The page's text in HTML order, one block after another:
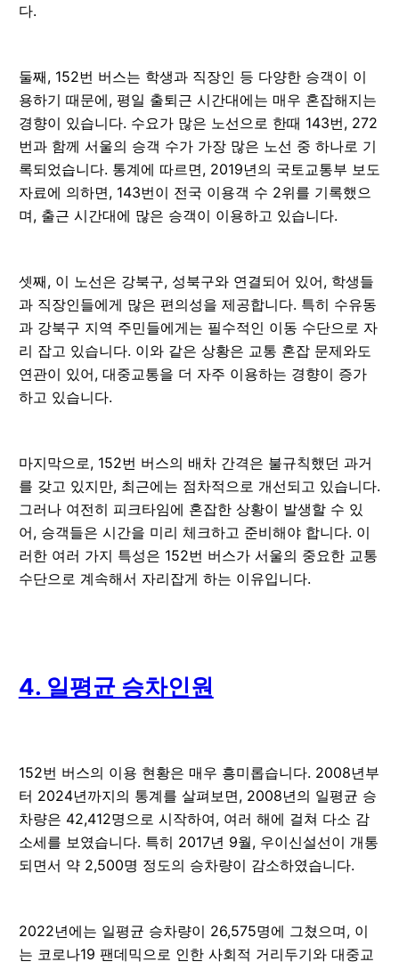
다.
둘째, 152번 버스는 학생과 직장인 등 다양한 승객이 이
용하기 때문에, 평일 출퇴근 시간대에는 매우 혼잡해지는
경향이 있습니다. 수요가 많은 노선으로 한때 143번, 272
번과 함께 서울의 승객 수가 가장 많은 노선 중 하나로 기
록되었습니다. 통계에 따르면, 2019년의 국토교통부 보도
자료에 의하면, 143번이 전국 이용객 수 2위를 기록했으
며, 출근 시간대에 많은 승객이 이용하고 있습니다.
셋째, 이 노선은 강북구, 성북구와 연결되어 있어, 학생들
과 직장인들에게 많은 편의성을 제공합니다. 특히 수유동
과 강북구 지역 주민들에게는 필수적인 이동 수단으로 자
리 잡고 있습니다. 이와 같은 상황은 교통 혼잡 문제와도
연관이 있어, 대중교통을 더 자주 이용하는 경향이 증가
하고 있습니다.
마지막으로, 152번 버스의 배차 간격은 불규칙했던 과거
를 갖고 있지만, 최근에는 점차적으로 개선되고 있습니다.
그러나 여전히 피크타임에 혼잡한 상황이 발생할 수 있
어, 승객들은 시간을 미리 체크하고 준비해야 합니다. 이
러한 여러 가지 특성은 152번 버스가 서울의 중요한 교통
수단으로 계속해서 자리잡게 하는 이유입니다.
4. 일평균 승차인원
152번 버스의 이용 현황은 매우 흥미롭습니다. 2008년부
터 2024년까지의 통계를 살펴보면, 2008년의 일평균 승
차량은 42,412명으로 시작하여, 여러 해에 걸쳐 다소 감
소세를 보였습니다. 특히 2017년 9월, 우이신설선이 개통
되면서 약 2,500명 정도의 승차량이 감소하였습니다.
2022년에는 일평균 승차량이 26,575명에 그쳤으며, 이
는 코로나19 팬데믹으로 인한 사회적 거리두기와 대중교